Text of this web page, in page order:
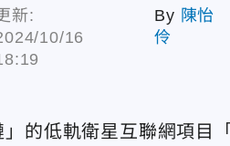
新:
10/16
By 陳怡
伶
的低軌衛星互聯網項目